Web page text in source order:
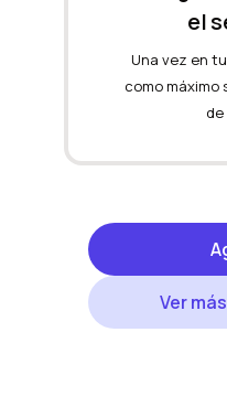
el
Una vez en
como máximo
de
Ver